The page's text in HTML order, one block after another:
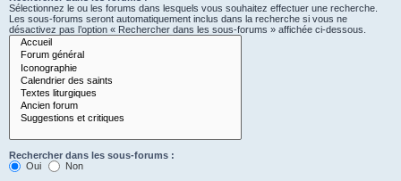
Sélectionnez le ou les forums dans lesquels vous souhaitez effectuer une recherche.
Les sous-forums seront automatiquement inclus dans la recherche si vous ne
désactivez pas l’option « Rechercher dans les sous-forums » affichée ci-dessous.
Rechercher dans les sous-forums :
Oui
Non